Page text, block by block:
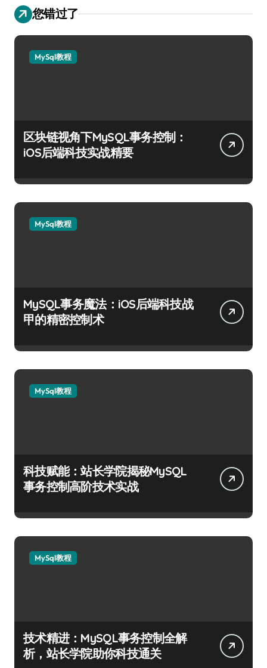
您错过了
MySql教程
区块链视角下MySQL事务控制：
iOS后端科技实战精要
MySql教程
MySQL事务魔法：iOS后端科技战
甲的精密控制术
MySql教程
科技赋能：站长学院揭秘MySQL
事务控制高阶技术实战
MySql教程
技术精进：MySQL事务控制全解
析，站长学院助你科技通关